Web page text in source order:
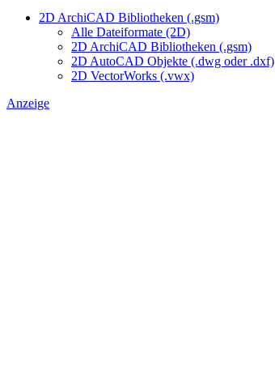
2D ArchiCAD Bibliotheken (.gsm)
Alle Dateiformate (2D)
2D ArchiCAD Bibliotheken (.gsm)
2D AutoCAD Objekte (.dwg oder .dxf)
2D VectorWorks (.vwx)
Anzeige